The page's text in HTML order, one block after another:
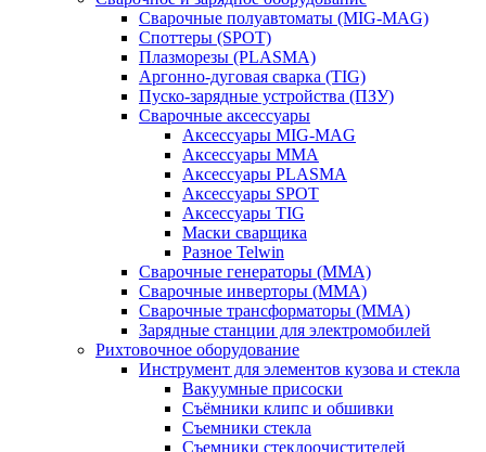
Сварочные полуавтоматы (MIG-MAG)
Споттеры (SPOT)
Плазморезы (PLASMA)
Аргонно-дуговая сварка (TIG)
Пуско-зарядные устройства (ПЗУ)
Сварочные аксессуары
Аксессуары MIG-MAG
Аксессуары MMA
Аксессуары PLASMA
Аксессуары SPOT
Аксессуары TIG
Маски сварщика
Разное Telwin
Сварочные генераторы (MMA)
Сварочные инверторы (MMA)
Сварочные трансформаторы (MMA)
Зарядные станции для электромобилей
Рихтовочное оборудование
Инструмент для элементов кузова и стекла
Вакуумные присоски
Съёмники клипс и обшивки
Съемники стекла
Съемники стеклоочистителей